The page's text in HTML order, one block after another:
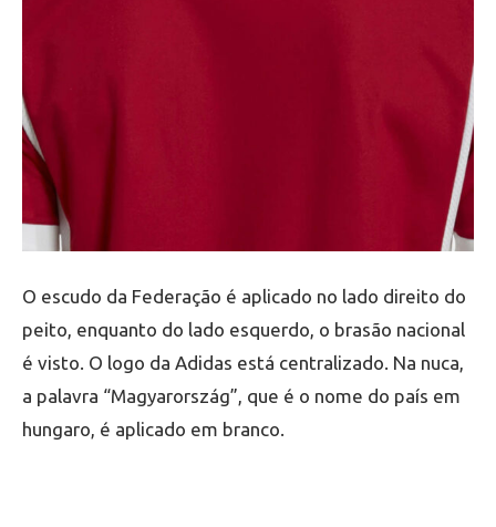
O escudo da Federação é aplicado no lado direito do
peito, enquanto do lado esquerdo, o brasão nacional
é visto. O logo da Adidas está centralizado. Na nuca,
a palavra “Magyarország”, que é o nome do país em
hungaro, é aplicado em branco.